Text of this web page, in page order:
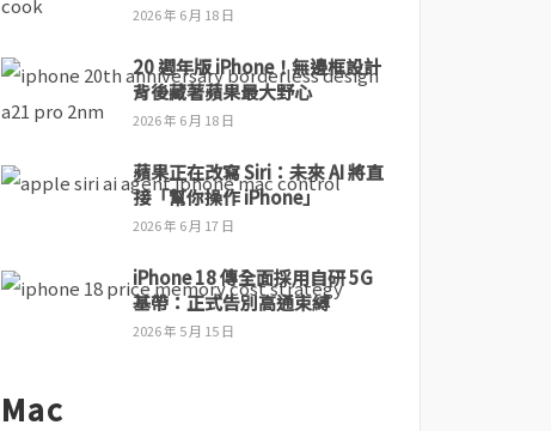
2026 年 6 月 18 日
20 週年版 iPhone！無邊框設計
背後藏著蘋果最大野心
2026 年 6 月 18 日
蘋果正在改寫 Siri：未來 AI 將直
接「幫你操作 iPhone」
2026 年 6 月 17 日
iPhone 18 傳全面採用自研 5G
基帶：正式告別高通束縛
2026 年 5 月 15 日
Mac